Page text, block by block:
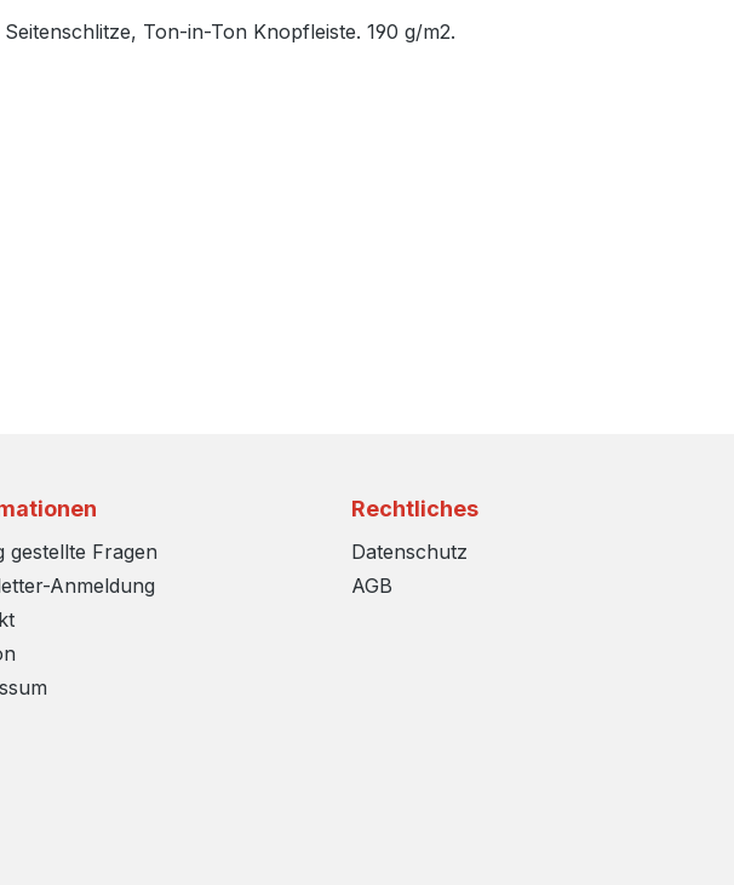
Ton-in-Ton Knopfleiste. 190 g/m2.
gestellte Fragen
Anmeldung
Rechtliches
Datenschutz
AGB